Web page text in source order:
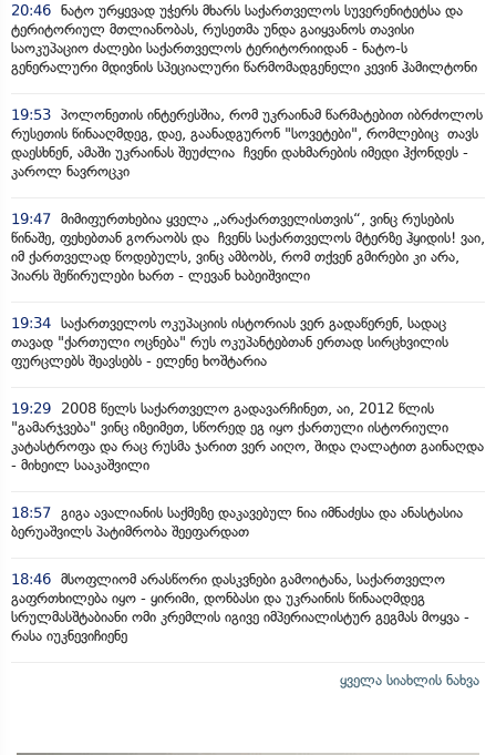
20:46 ნატო ურყევად უჭერს მხარს საქართველოს სუვერენიტეტსა და
ტერიტორიულ მთლიანობას, რუსეთმა უნდა გაიყვანოს თავისი
საოკუპაციო ძალები საქართველოს ტერიტორიიდან - ნატო-ს
გენერალური მდივნის სპეციალური წარმომადგენელი კევინ ჰამილტონი
19:53 პოლონეთის ინტერესშია, რომ უკრაინამ წარმატებით იბრძოლოს
რუსეთის წინააღმდეგ, დაე, გაანადგურონ "სოვეტები", რომლებიც თავს
დაესხნენ, ამაში უკრაინას შეუძლია ჩვენი დახმარების იმედი ჰქონდეს -
კაროლ ნავროცკი
19:47 მიმიფურთხებია ყველა „არაქართველისთვის“, ვინც რუსების
წინაშე, ფეხებთან გორაობს და ჩვენს საქართველოს მტერზე ჰყიდის! ვაი,
იმ ქართველად წოდებულს, ვინც ამბობს, რომ თქვენ გმირები კი არა,
პიარს შეწირულები ხართ - ლევან ხაბეიშვილი
19:34 საქართველოს ოკუპაციის ისტორიას ვერ გადაწერენ, სადაც
თავად "ქართული ოცნება" რუს ოკუპანტებთან ერთად სირცხვილის
ფურცლებს შეავსებს - ელენე ხოშტარია
19:29
2008 წელს საქართველო გადავარჩინეთ, აი, 2012 წლის
"გამარჯვება" ვინც იზეიმეთ, სწორედ ეგ იყო ქართული ისტორიული
კატასტროფა და რაც რუსმა ჯარით ვერ აიღო, შიდა ღალატით გაინაღდა
- მიხეილ სააკაშვილი
18:57 გიგა ავალიანის საქმეზე დაკავებულ ნია იმნაძესა და ანასტასია
ბერუაშვილს პატიმრობა შეეფარდათ
18:46 მსოფლიომ არასწორი დასკვნები გამოიტანა, საქართველო
გაფრთხილება იყო - ყირიმი, დონბასი და უკრაინის წინააღმდეგ
სრულმასშტაბიანი ომი კრემლის იგივე იმპერიალისტურ გეგმას მოყვა -
რასა იუკნევიჩიენე
ყველა სიახლის ნახვა